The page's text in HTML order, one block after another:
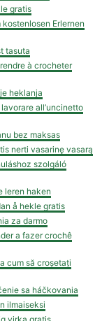
gratis
Erlernen
tasuta
à crocheter
heklanja
all’uncinetto
bez maksas
nerti vasarinę vasarą
szolgáló
leren haken
å hekle gratis
za darmo
a fazer crochê
cum să croșetați
sa háčkovania
ilmaiseksi
virka gratis